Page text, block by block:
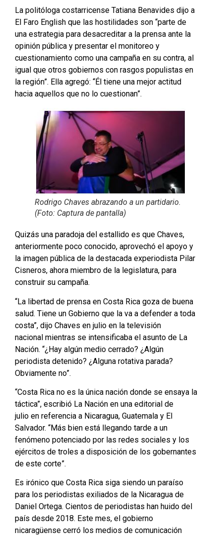
La politóloga costarricense Tatiana Benavides dijo a
El Faro English que las hostilidades son “parte de
una estrategia para desacreditar a la prensa ante la
opinión pública y presentar el monitoreo y
cuestionamiento como una campaña en su contra, al
igual que otros gobiernos con rasgos populistas en
la región”. Ella agregó: “Él tiene una mejor actitud
hacia aquellos que no lo cuestionan”.
Rodrigo Chaves abrazando a un partidario.
(Foto: Captura de pantalla)
Quizás una paradoja del estallido es que Chaves,
anteriormente poco conocido, aprovechó el apoyo y
la imagen pública de la destacada experiodista Pilar
Cisneros, ahora miembro de la legislatura, para
construir su campaña.
“La libertad de prensa en Costa Rica goza de buena
salud. Tiene un Gobierno que la va a defender a toda
costa”, dijo Chaves en julio en la televisión
nacional mientras se intensificaba el asunto de La
Nación. “¿Hay algún medio cerrado? ¿Algún
periodista detenido? ¿Alguna rotativa parada?
Obviamente no”.
“Costa Rica no es la única nación donde se ensaya la
táctica”, escribió La Nación en una editorial de
julio en referencia a Nicaragua, Guatemala y El
Salvador. “Más bien está llegando tarde a un
fenómeno potenciado por las redes sociales y los
ejércitos de troles a disposición de los gobernantes
de este corte”.
Es irónico que Costa Rica siga siendo un paraíso
para los periodistas exiliados de la Nicaragua de
Daniel Ortega. Cientos de periodistas han huido del
país desde 2018. Este mes, el gobierno
nicaragüense cerró los medios de comunicación